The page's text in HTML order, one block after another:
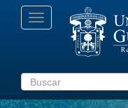
Pasar
Toggle
navigation
Buscar